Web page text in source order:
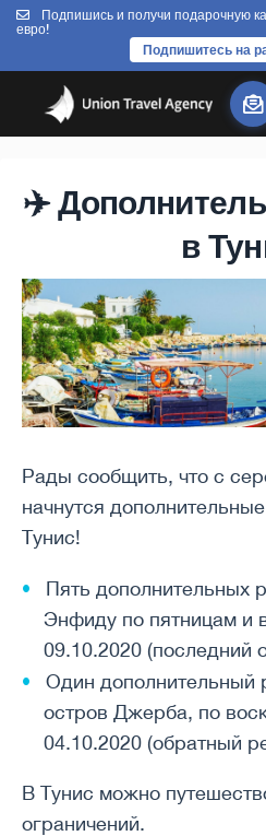
Подпишись и получи подарочную
евро!
Подпишитесь на
✈️
в
Рады сообщить, что с
начнутся
Тунис!
Пять дополнительных
Энфиду по пятницам и
09.10.2020 (последний
Один дополнительный
остров Джерба, по
04.10.2020 (обратный
В Тунис можно
ограничений.